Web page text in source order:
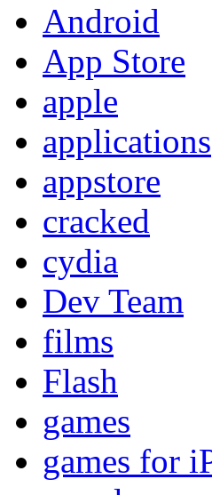
Android
App Store
apple
applications
appstore
cracked
cydia
Dev Team
films
Flash
games
games for